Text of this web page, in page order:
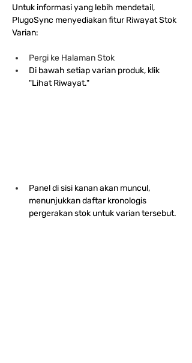
Untuk informasi yang lebih mendetail,
PlugoSync menyediakan fitur Riwayat Stok
Varian:
Pergi ke Halaman Stok
Di bawah setiap varian produk, klik
"Lihat Riwayat."
Panel di sisi kanan akan muncul,
menunjukkan daftar kronologis
pergerakan stok untuk varian tersebut.